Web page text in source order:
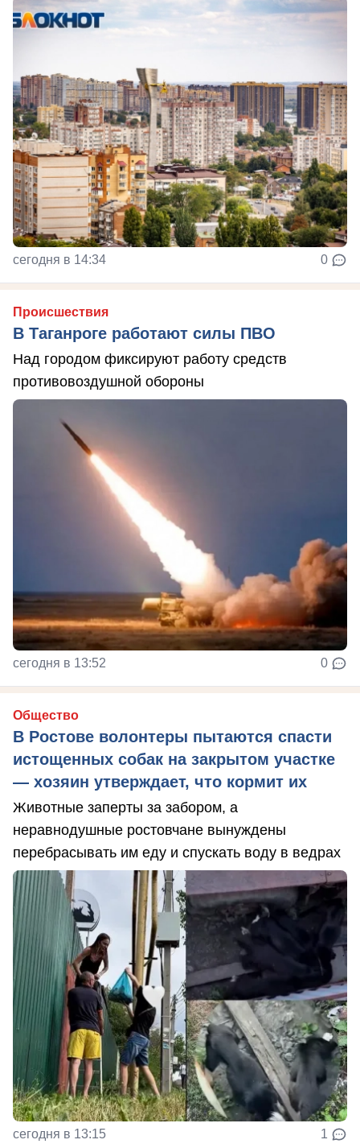
сегодня в 14:34 0
Происшествия
В Таганроге работают силы ПВО
Над городом фиксируют работу средств
противовоздушной обороны
сегодня в 13:52 0
Общество
В Ростове волонтеры пытаются спасти
истощенных собак на закрытом участке
— хозяин утверждает, что кормит их
Животные заперты за забором, а
неравнодушные ростовчане вынуждены
перебрасывать им еду и спускать воду в ведрах
сегодня в 13:15 1